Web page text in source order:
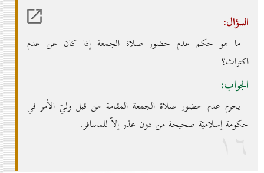
السؤال:
ما هو حكم عدم حضور صلاة الجمعة إذا كان عن عدم
اكتراث؟
الجواب:
يحرم عدم حضور صلاة الجمعة المقامة من قبل وليّ الأمر في
حكومة إسلاميّة صحيحة من دون عذر إلاّ للمسافر.
۱٦